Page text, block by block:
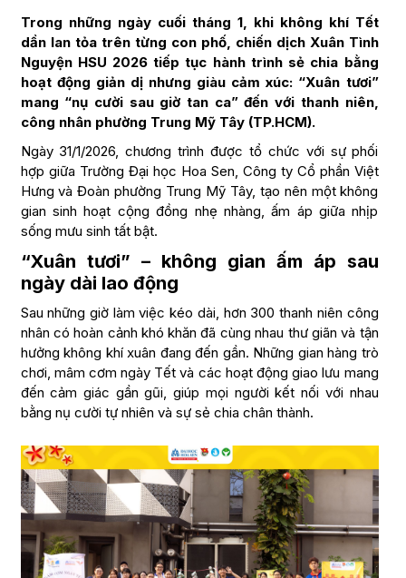
Trong những ngày cuối tháng 1, khi không khí Tết
dần lan tỏa trên từng con phố, chiến dịch Xuân Tình
Nguyện HSU 2026 tiếp tục hành trình sẻ chia bằng
hoạt động giản dị nhưng giàu cảm xúc: “Xuân tươi”
mang “nụ cười sau giờ tan ca” đến với thanh niên,
công nhân phường Trung Mỹ Tây (TP.HCM).
Ngày 31/1/2026, chương trình được tổ chức với sự phối
hợp giữa Trường Đại học Hoa Sen, Công ty Cổ phần Việt
Hưng và Đoàn phường Trung Mỹ Tây, tạo nên một không
gian sinh hoạt cộng đồng nhẹ nhàng, ấm áp giữa nhịp
sống mưu sinh tất bật.
“Xuân tươi” – không gian ấm áp sau
ngày dài lao động
Sau những giờ làm việc kéo dài, hơn 300 thanh niên công
nhân có hoàn cảnh khó khăn đã cùng nhau thư giãn và tận
hưởng không khí xuân đang đến gần. Những gian hàng trò
chơi, mâm cơm ngày Tết và các hoạt động giao lưu mang
đến cảm giác gần gũi, giúp mọi người kết nối với nhau
bằng nụ cười tự nhiên và sự sẻ chia chân thành.